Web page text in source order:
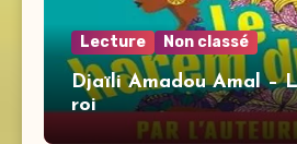
Lecture Non classé
Djaïli Amadou Amal –
roi